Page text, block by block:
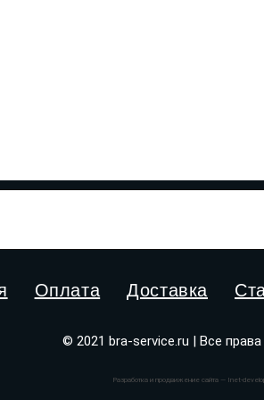
Оплата Доставка
© 2021 bra-service.ru | Все
Разработка и продвижение сайта — Inet-